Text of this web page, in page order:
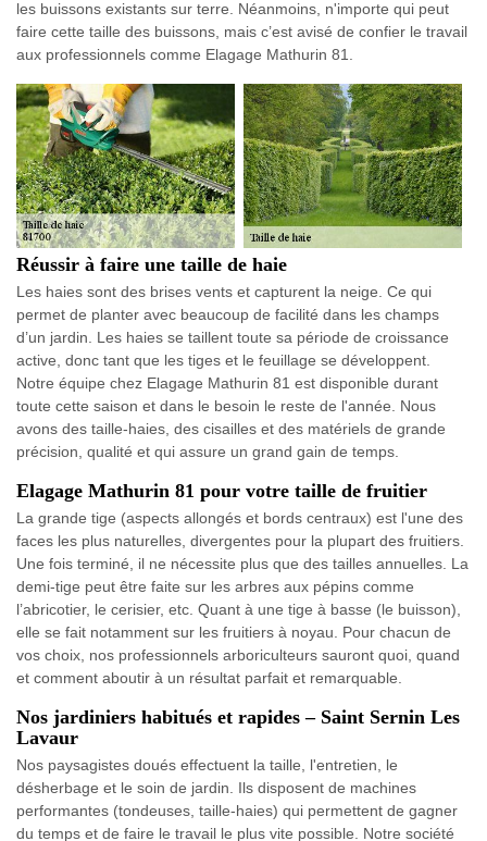
les buissons existants sur terre. Néanmoins, n'importe qui peut
faire cette taille des buissons, mais c’est avisé de confier le travail
aux professionnels comme Elagage Mathurin 81.
Réussir à faire une taille de haie
Les haies sont des brises vents et capturent la neige. Ce qui
permet de planter avec beaucoup de facilité dans les champs
d’un jardin. Les haies se taillent toute sa période de croissance
active, donc tant que les tiges et le feuillage se développent.
Notre équipe chez Elagage Mathurin 81 est disponible durant
toute cette saison et dans le besoin le reste de l'année. Nous
avons des taille-haies, des cisailles et des matériels de grande
précision, qualité et qui assure un grand gain de temps.
Elagage Mathurin 81 pour votre taille de fruitier
La grande tige (aspects allongés et bords centraux) est l'une des
faces les plus naturelles, divergentes pour la plupart des fruitiers.
Une fois terminé, il ne nécessite plus que des tailles annuelles. La
demi-tige peut être faite sur les arbres aux pépins comme
l’abricotier, le cerisier, etc. Quant à une tige à basse (le buisson),
elle se fait notamment sur les fruitiers à noyau. Pour chacun de
vos choix, nos professionnels arboriculteurs sauront quoi, quand
et comment aboutir à un résultat parfait et remarquable.
Nos jardiniers habitués et rapides – Saint Sernin Les
Lavaur
Nos paysagistes doués effectuent la taille, l'entretien, le
désherbage et le soin de jardin. Ils disposent de machines
performantes (tondeuses, taille-haies) qui permettent de gagner
du temps et de faire le travail le plus vite possible. Notre société